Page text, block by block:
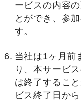
ービスの内容
とができ、参
す。
当社は1ヶ月前
り、本サービ
は終了するこ
ビス終了日か